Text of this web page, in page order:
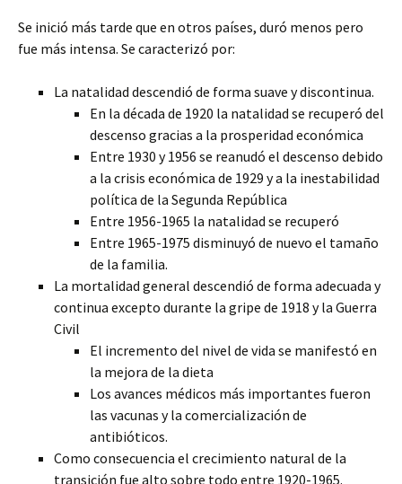
Se inició más tarde que en otros países, duró menos pero
fue más intensa. Se caracterizó por:
La natalidad descendió de forma suave y discontinua.
En la década de 1920 la natalidad se recuperó del
descenso gracias a la prosperidad económica
Entre 1930 y 1956 se reanudó el descenso debido
a la crisis económica de 1929 y a la inestabilidad
política de la Segunda República
Entre 1956-1965 la natalidad se recuperó
Entre 1965-1975 disminuyó de nuevo el tamaño
de la familia.
La mortalidad general descendió de forma adecuada y
continua excepto durante la gripe de 1918 y la Guerra
Civil
El incremento del nivel de vida se manifestó en
la mejora de la dieta
Los avances médicos más importantes fueron
las vacunas y la comercialización de
antibióticos.
Como consecuencia el crecimiento natural de la
transición fue alto sobre todo entre 1920-1965.